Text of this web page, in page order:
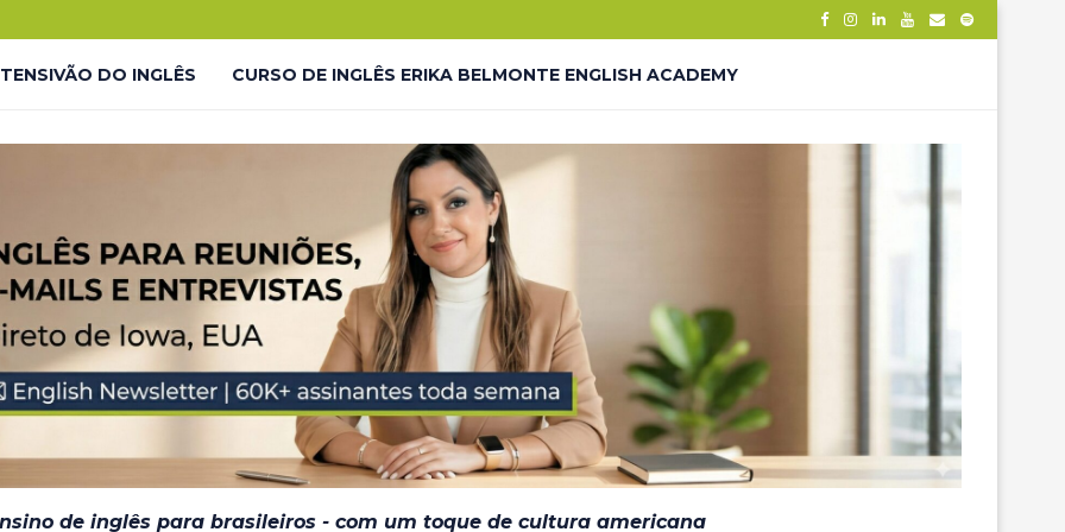
DO INGLÊS CURSO DE INGLÊS ERIKA BELMONTE ENGLISH ACADEMY
LIVES GRATUITAS YOUTUBE – LP
LIVES GRATUITAS YOUTUBE – THANK YOU
#INGLÊS7EM7 – THANK YOU JORNADA DO INGLÊS – LP
EM BREVE
de inglês para brasileiros - com um toque de cultura americana